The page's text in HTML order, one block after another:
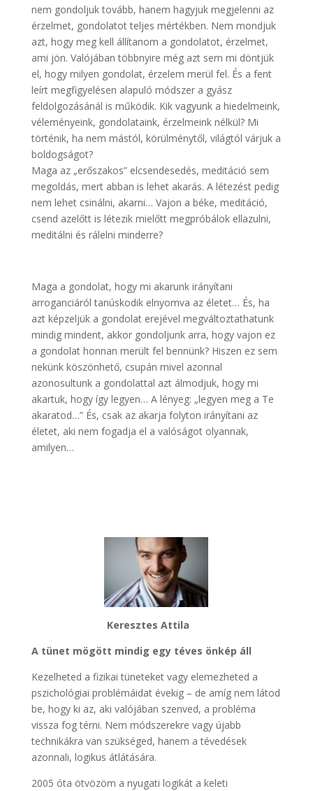
nem gondoljuk tovább, hanem hagyjuk megjelenni az
érzelmet, gondolatot teljes mértékben. Nem mondjuk
azt, hogy meg kell állítanom a gondolatot, érzelmet,
ami jön. Valójában többnyire még azt sem mi döntjük
el, hogy milyen gondolat, érzelem merül fel. És a fent
leírt megfigyelésen alapuló módszer a gyász
feldolgozásánál is működik. Kik vagyunk a hiedelmeink,
véleményeink, gondolataink, érzelmeink nélkül? Mi
történik, ha nem mástól, körülménytől, világtól várjuk a
boldogságot?
Maga az „erőszakos” elcsendesedés, meditáció sem
megoldás, mert abban is lehet akarás. A létezést pedig
nem lehet csinálni, akarni… Vajon a béke, meditáció,
csend azelőtt is létezik mielőtt megpróbálok ellazulni,
meditálni és rálelni minderre?
Maga a gondolat, hogy mi akarunk irányítani
arroganciáról tanúskodik elnyomva az életet… És, ha
azt képzeljük a gondolat erejével megváltoztathatunk
mindig mindent, akkor gondoljunk arra, hogy vajon ez
a gondolat honnan merült fel bennünk? Hiszen ez sem
nekünk köszönhető, csupán mivel azonnal
azonosultunk a gondolattal azt álmodjuk, hogy mi
akartuk, hogy így legyen… A lényeg: „legyen meg a Te
akaratod…” És, csak az akarja folyton irányítani az
életet, aki nem fogadja el a valóságot olyannak,
amilyen…
Keresztes Attila
A tünet mögött mindig egy téves önkép áll
Kezelheted a fizikai tüneteket vagy elemezheted a
pszichológiai problémáidat évekig – de amíg nem látod
be, hogy ki az, aki valójában szenved, a probléma
vissza fog térni. Nem módszerekre vagy újabb
technikákra van szükséged, hanem a tévedések
azonnali, logikus átlátására.
2005 óta ötvözöm a nyugati logikát a keleti